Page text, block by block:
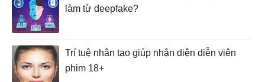
làm từ deepfake?
Trí tuệ nhân tạo giúp nhận diện diễn viên
phim 18+